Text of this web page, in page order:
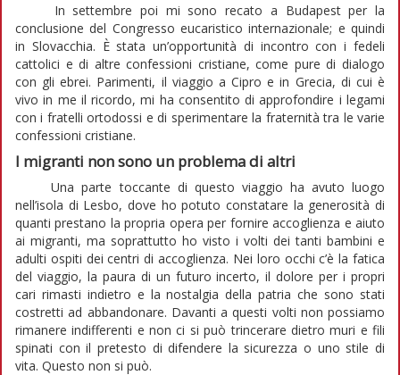
In settembre poi mi sono recato a Budapest per la
conclusione del Congresso eucaristico internazionale; e quindi
in Slovacchia. È stata un’opportunità di incontro con i fedeli
cattolici e di altre confessioni cristiane, come pure di dialogo
con gli ebrei. Parimenti, il viaggio a Cipro e in Grecia, di cui è
vivo in me il ricordo, mi ha consentito di approfondire i legami
con i fratelli ortodossi e di sperimentare la fraternità tra le varie
confessioni cristiane.
I migranti non sono un problema di altri
Una parte toccante di questo viaggio ha avuto luogo
nell’isola di Lesbo, dove ho potuto constatare la generosità di
quanti prestano la propria opera per fornire accoglienza e aiuto
ai migranti, ma soprattutto ho visto i volti dei tanti bambini e
adulti ospiti dei centri di accoglienza. Nei loro occhi c’è la fatica
del viaggio, la paura di un futuro incerto, il dolore per i propri
cari rimasti indietro e la nostalgia della patria che sono stati
costretti ad abbandonare. Davanti a questi volti non possiamo
rimanere indifferenti e non ci si può trincerare dietro muri e fili
spinati con il pretesto di difendere la sicurezza o uno stile di
vita. Questo non si può.